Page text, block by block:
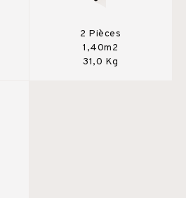
2 Pièces
1,40m2
31,0 Kg